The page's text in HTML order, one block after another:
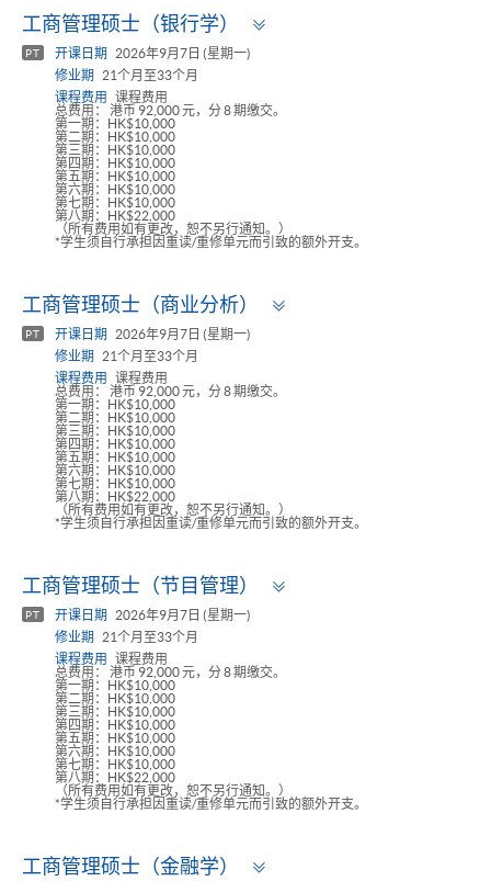
工商管理硕士（银行学）
PT 开课日期
2026年9月7日 (星期一)
修业期
21个月至33个月
课程费用
课程费用
总费用： 港币 92,000 元，分 8 期缴交。
第一期：HK$10,000
第二期：HK$10,000
第三期：HK$10,000
第四期：HK$10,000
第五期：HK$10,000
第六期：HK$10,000
第七期：HK$10,000
第八期：HK$22,000
（所有费用如有更改，恕不另行通知。）
*学生须自行承担因重读/重修单元而引致的额外开支。
工商管理硕士（商业分析）
PT 开课日期
2026年9月7日 (星期一)
修业期
21个月至33个月
课程费用
课程费用
总费用： 港币 92,000 元，分 8 期缴交。
第一期：HK$10,000
第二期：HK$10,000
第三期：HK$10,000
第四期：HK$10,000
第五期：HK$10,000
第六期：HK$10,000
第七期：HK$10,000
第八期：HK$22,000
（所有费用如有更改，恕不另行通知。）
*学生须自行承担因重读/重修单元而引致的额外开支。
工商管理硕士（节目管理）
PT 开课日期
2026年9月7日 (星期一)
修业期
21个月至33个月
课程费用
课程费用
总费用： 港币 92,000 元，分 8 期缴交。
第一期：HK$10,000
第二期：HK$10,000
第三期：HK$10,000
第四期：HK$10,000
第五期：HK$10,000
第六期：HK$10,000
第七期：HK$10,000
第八期：HK$22,000
（所有费用如有更改，恕不另行通知。）
*学生须自行承担因重读/重修单元而引致的额外开支。
工商管理硕士（金融学）